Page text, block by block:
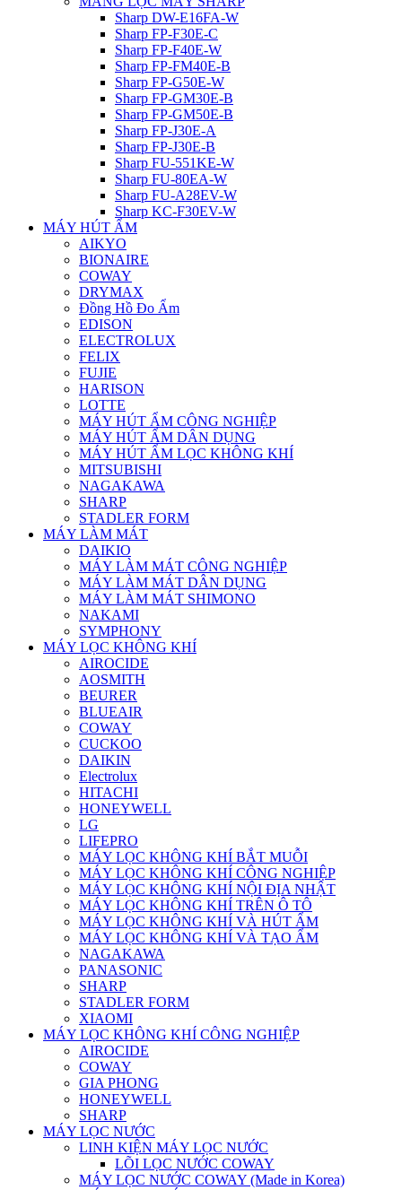
Sharp DW-E16FA-W
Sharp FP-F30E-C
Sharp FP-F40E-W
Sharp FP-FM40E-B
Sharp FP-G50E-W
Sharp FP-GM30E-B
Sharp FP-GM50E-B
Sharp FP-J30E-A
Sharp FP-J30E-B
Sharp FU-551KE-W
Sharp FU-80EA-W
Sharp FU-A28EV-W
Sharp KC-F30EV-W
MÁY HÚT ẨM
AIKYO
BIONAIRE
COWAY
DRYMAX
Đồng Hồ Đo Ẩm
EDISON
ELECTROLUX
FELIX
FUJIE
HARISON
LOTTE
MÁY HÚT ẨM CÔNG NGHIỆP
MÁY HÚT ẨM DÂN DỤNG
MÁY HÚT ẨM LỌC KHÔNG KHÍ
MITSUBISHI
NAGAKAWA
SHARP
STADLER FORM
MÁY LÀM MÁT
DAIKIO
MÁY LÀM MÁT CÔNG NGHIỆP
MÁY LÀM MÁT DÂN DỤNG
MÁY LÀM MÁT SHIMONO
NAKAMI
SYMPHONY
MÁY LỌC KHÔNG KHÍ
AIROCIDE
AOSMITH
BEURER
BLUEAIR
COWAY
CUCKOO
DAIKIN
Electrolux
HITACHI
HONEYWELL
LG
LIFEPRO
MÁY LỌC KHÔNG KHÍ BẮT MUỖI
MÁY LỌC KHÔNG KHÍ CÔNG NGHIỆP
MÁY LỌC KHÔNG KHÍ NỘI ĐỊA NHẬT
MÁY LỌC KHÔNG KHÍ TRÊN Ô TÔ
MÁY LỌC KHÔNG KHÍ VÀ HÚT ẨM
MÁY LỌC KHÔNG KHÍ VÀ TẠO ẨM
NAGAKAWA
PANASONIC
SHARP
STADLER FORM
XIAOMI
MÁY LỌC KHÔNG KHÍ CÔNG NGHIỆP
AIROCIDE
COWAY
GIA PHONG
HONEYWELL
SHARP
MÁY LỌC NƯỚC
LINH KIỆN MÁY LỌC NƯỚC
LÕI LỌC NƯỚC COWAY
MÁY LỌC NƯỚC COWAY (Made in Korea)